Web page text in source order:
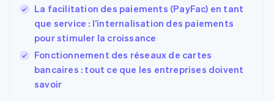
La facilitation des paiements (PayFac) en tant
que service : l’internalisation des paiements
pour stimuler la croissance
Fonctionnement des réseaux de cartes
bancaires : tout ce que les entreprises doivent
savoir
Finlande
Svenska
France
FrançaisEnglish
Gibraltar
English
Grèce